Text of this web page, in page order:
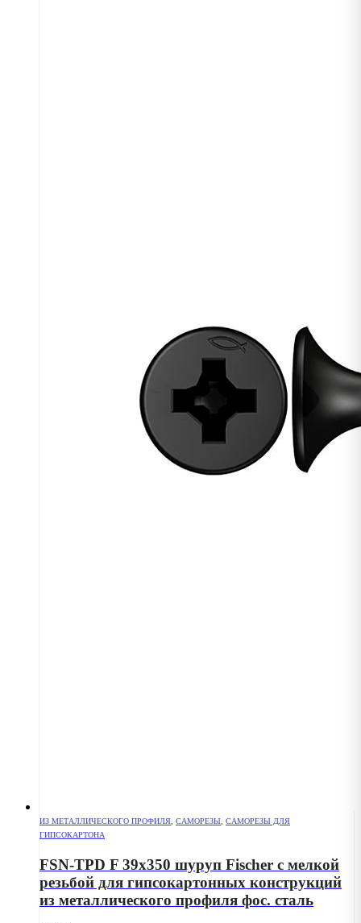
ИЗ МЕТАЛЛИЧЕСКОГО ПРОФИЛЯ САМОРЕЗЫ САМОРЕЗЫ ДЛЯ
ГИПСОКАРТОНА
FSN-TPD F 39х350 шуруп Fischer с мелкой
резьбой для гипсокартонных конструкций
из металлического профиля фос. сталь